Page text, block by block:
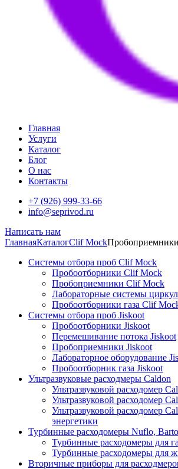
Главная
Услуги
Каталог
Блог
О нас
Контакты
+7 (926) 999-33-66
info@seprivod.ru
Написать нам
ГлавнаяКаталогClif Mock
Системы отбора проб Clif Mock
Пробоотборники Clif Mock
Пробоприемники Clif Mock
Лабораторные системы
Пробоотборники газа Clif
Системы отбора проб Jiskoot
Пробоотборники Jiskoot
Перемешивание потока Jiskoot
Пробоприемники Jiskoot
Лабораторное оборудование
Пробоотборник газа Jiskoot
Ультразвуковые расходмеры Caldon
Ультразвуковой расходомер
Ультразвуковой расходомер
Ультразвуковой расходомер
энергетики
Турбинные расходомеры Nuflo,
Турбинные расходомеры для
Турбинные расходомеры для
Вторичные приборы для